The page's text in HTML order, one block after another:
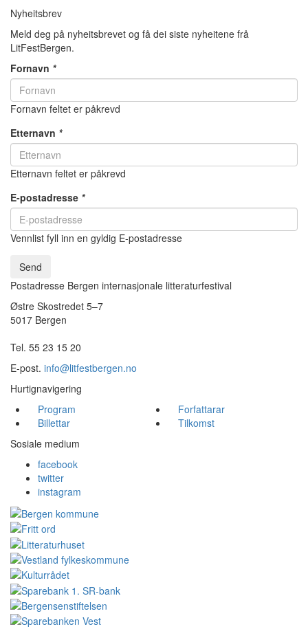
Nyheitsbrev
Meld deg på nyheitsbrevet og få dei siste nyheitene frå
LitFestBergen.
Fornavn *
Fornavn feltet er påkrevd
Etternavn *
Etternavn feltet er påkrevd
E-postadresse *
Vennlist fyll inn en gyldig E-postadresse
Send
Postadresse Bergen internasjonale litteraturfestival
Østre Skostredet 5–7
5017 Bergen
Tel. 55 23 15 20
E-post. info@litfestbergen.no
Hurtignavigering
Program
Forfattarar
Billettar
Tilkomst
Sosiale medium
facebook
twitter
instagram